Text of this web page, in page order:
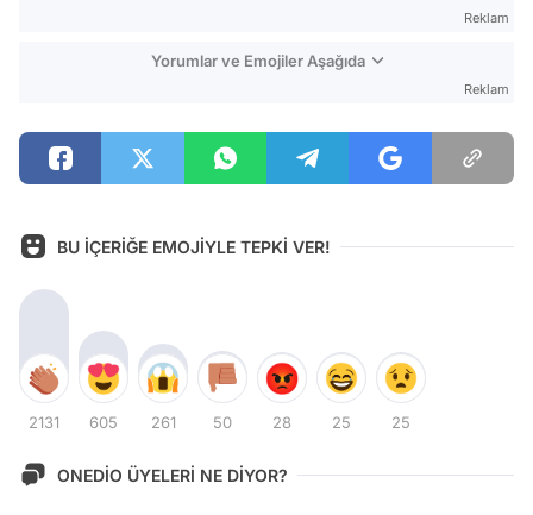
Reklam
Yorumlar ve Emojiler Aşağıda
Reklam
BU İÇERİĞE EMOJİYLE TEPKİ VER!
2131 605 261 50 28 25 25
ONEDİO ÜYELERİ NE DİYOR?